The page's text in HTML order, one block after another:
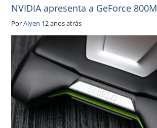
NVIDIA apresenta a GeForce 800M
PorAlyen 12 anos atrás